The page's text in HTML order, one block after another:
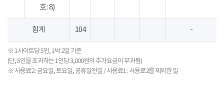
호 : 8)
합계 104 -
※ 1사이트당 5인, 1박 2일 기준
(단, 5인을 초과하는 1인당 3,000원의 추가요금이 부과됨)
※ 사용료2 : 금요일, 토요일, 공휴일전일 / 사용료1 : 사용료2를 제외한 일